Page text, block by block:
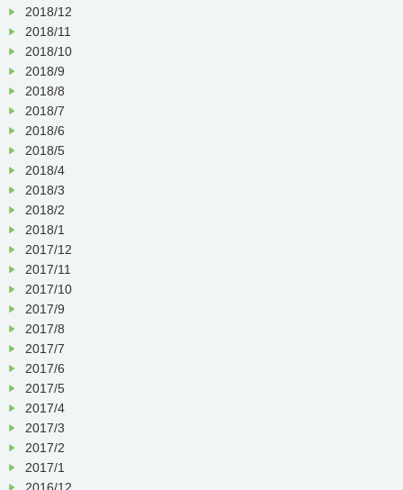
2018/12
2018/11
2018/10
2018/9
2018/8
2018/7
2018/6
2018/5
2018/4
2018/3
2018/2
2018/1
2017/12
2017/11
2017/10
2017/9
2017/8
2017/7
2017/6
2017/5
2017/4
2017/3
2017/2
2017/1
2016/12